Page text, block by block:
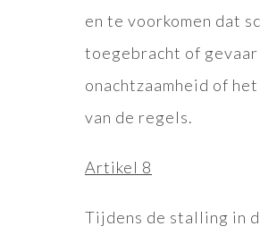
en te voorkomen dat
toegebracht of
onachtzaamheid of
van de regels.
Artikel 8
Tijdens de stalling in